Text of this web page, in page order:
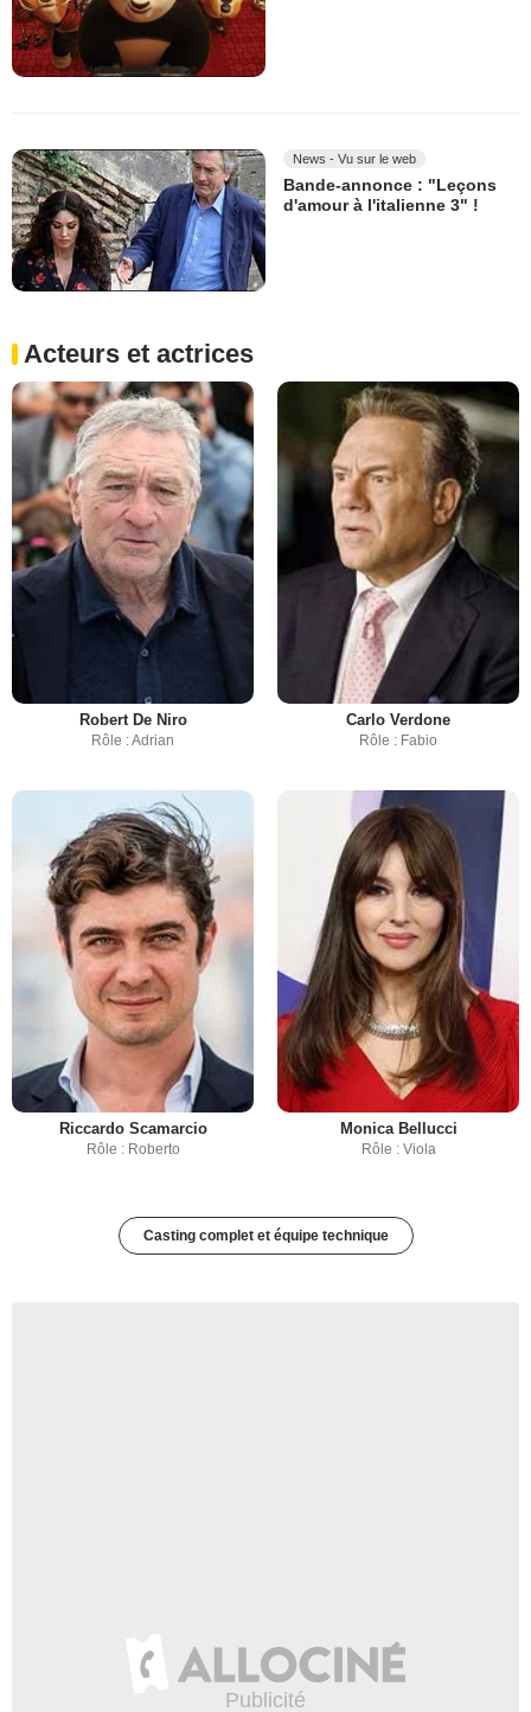
News - Vu sur le web
Bande-annonce : "Leçons
d'amour à l'italienne 3" !
Acteurs et actrices
Robert De Niro
Rôle : Adrian
Carlo Verdone
Rôle : Fabio
Riccardo Scamarcio
Rôle : Roberto
Monica Bellucci
Rôle : Viola
Casting complet et équipe technique